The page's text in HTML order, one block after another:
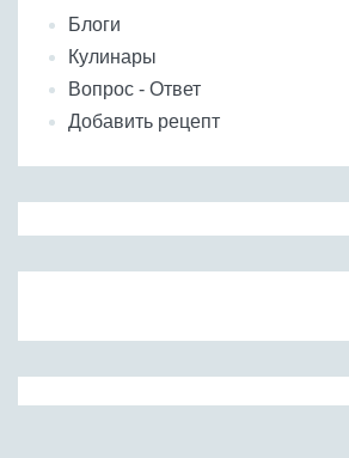
Блоги
Кулинары
Вопрос - Ответ
Добавить рецепт